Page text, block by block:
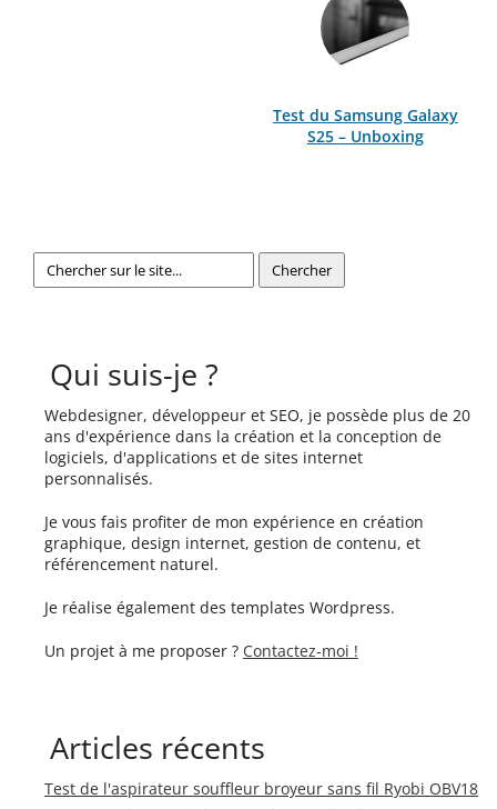
Test du Samsung Galaxy
S25 – Unboxing
Qui suis-je ?
Webdesigner, développeur et SEO, je possède plus de 20
ans d'expérience dans la création et la conception de
logiciels, d'applications et de sites internet
personnalisés.
Je vous fais profiter de mon expérience en création
graphique, design internet, gestion de contenu, et
référencement naturel.
Je réalise également des templates Wordpress.
Un projet à me proposer ? Contactez-moi !
Articles récents
Test de l'aspirateur souffleur broyeur sans fil Ryobi OBV18